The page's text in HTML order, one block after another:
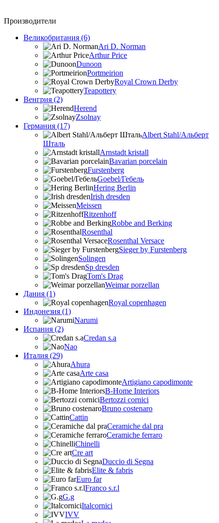
Производители
Великобритания (6)
Ari D. Norman
Arthur Price
Dunoon
Portmeirion
Royal Crown Derby
Teapottery
Венгрия (2)
Herend
Zsolnay
Германия (17)
Albert Stahl/Альбеpт
Шталь
Arnstadt kristall
Bavarian porcelain
Furstenberg
Goebel/Гебель
Hering Berlin
Irish dresden
Meissen
Ritzenhoff
Robbe and Berking
Rosenthal
Rosenthal Versace
Sieger by Furstenberg
Solingen
Sp dresden
Tom's Drag
Weimar porzellan
Дания (1)
Royal copenhagen
Индонезия (1)
Narumi
Испания (2)
Credan s.a
Nao
Италия (29)
Ahura
Arte casa
Artigiano capodimonte
B-Home Interiors
Bertozzi cornici
Bruno costenaro
Cattin
Ceramiche dal pra
Ceramiche ferraro
Chinelli
Cre art
Duccio di Segna
Elite & fabris
Euro far
Franco s.r.l
G.g
Italcornici
IVV